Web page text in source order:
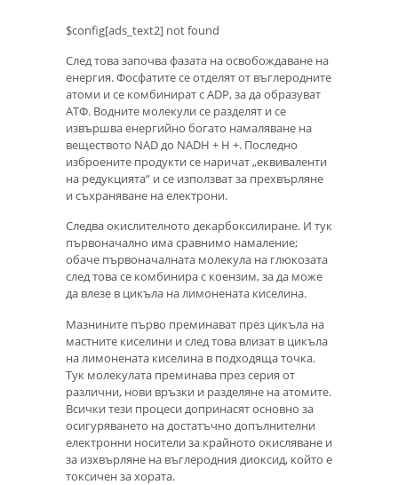
$config[ads_text2] not found
След това започва фазата на освобождаване на
енергия. Фосфатите се отделят от въглеродните
атоми и се комбинират с ADP, за да образуват
АТФ. Водните молекули се разделят и се
извършва енергийно богато намаляване на
веществото NAD до NADH + H +. Последно
изброените продукти се наричат ​​„еквиваленти
на редукцията“ и се използват за прехвърляне
и съхраняване на електрони.
Следва окислителното декарбоксилиране. И тук
първоначално има сравнимо намаление;
обаче първоначалната молекула на глюкозата
след това се комбинира с коензим, за да може
да влезе в цикъла на лимонената киселина.
Мазнините първо преминават през цикъла на
мастните киселини и след това влизат в цикъла
на лимонената киселина в подходяща точка.
Тук молекулата преминава през серия от
различни, нови връзки и разделяне на атомите.
Всички тези процеси допринасят основно за
осигуряването на достатъчно допълнителни
електронни носители за крайното окисляване и
за изхвърляне на въглеродния диоксид, който е
токсичен за хората.